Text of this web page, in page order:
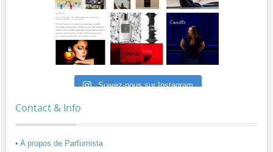
Suivez-nous sur Instagram
Contact & Info
• A propos de Parfumista